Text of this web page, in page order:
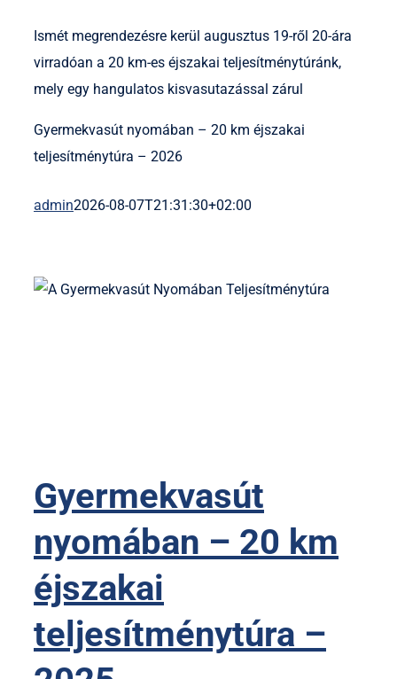
Ismét megrendezésre kerül augusztus 19-ről 20-ára
virradóan a 20 km-es éjszakai teljesítménytúránk,
mely egy hangulatos kisvasutazással zárul
Gyermekvasút nyomában – 20 km éjszakai
teljesítménytúra – 2026
admin2026-08-07T21:31:30+02:00
Gyermekvasút
nyomában – 20 km
éjszakai
teljesítménytúra –